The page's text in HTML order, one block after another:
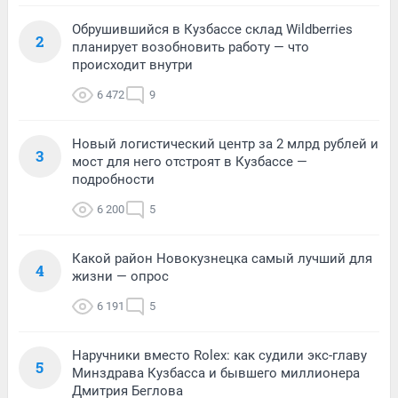
2
Обрушившийся в Кузбассе склад Wildberries
планирует возобновить работу — что
происходит внутри
6 472 9
3
Новый логистический центр за 2 млрд рублей и
мост для него отстроят в Кузбассе —
подробности
6 200 5
4
Какой район Новокузнецка самый лучший для
жизни — опрос
6 191 5
5
Наручники вместо Rolex: как судили экс-главу
Минздрава Кузбасса и бывшего миллионера
Дмитрия Беглова